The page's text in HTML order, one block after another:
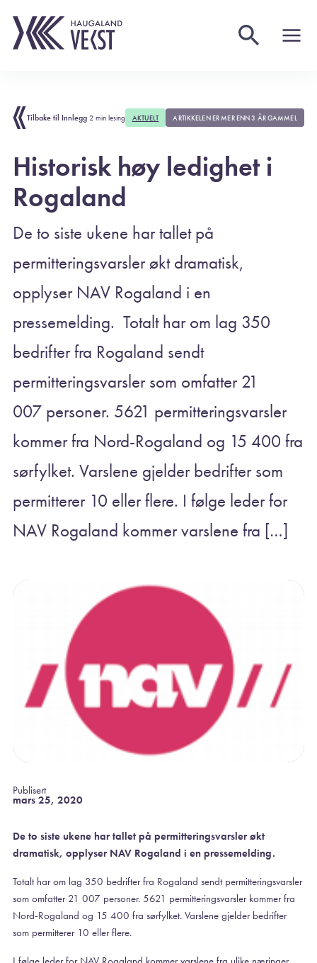
Tilbake til Innlegg 2 min lesing AKTUELT ARTIKKELEN ER MER ENN 3 ÅR GAMMEL
Historisk høy ledighet i
Rogaland
De to siste ukene har tallet på
permitteringsvarsler økt dramatisk,
opplyser NAV Rogaland i en
pressemelding. Totalt har om lag 350
bedrifter fra Rogaland sendt
permitteringsvarsler som omfatter 21
007 personer. 5621 permitteringsvarsler
kommer fra Nord-Rogaland og 15 400 fra
sørfylket. Varslene gjelder bedrifter som
permitterer 10 eller flere. I følge leder for
NAV Rogaland kommer varslene fra […]
Publisert
mars 25, 2020
De to siste ukene har tallet på permitteringsvarsler økt
dramatisk, opplyser NAV Rogaland i en pressemelding.
Totalt har om lag 350 bedrifter fra Rogaland sendt permitteringsvarsler
som omfatter 21 007 personer. 5621 permitteringsvarsler kommer fra
Nord-Rogaland og 15 400 fra sørfylket. Varslene gjelder bedrifter
som permitterer 10 eller flere.